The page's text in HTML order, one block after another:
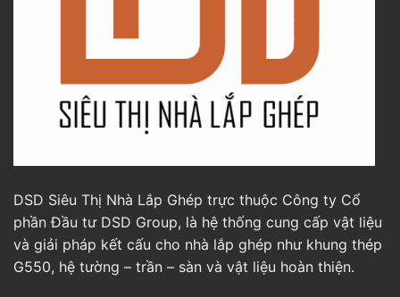
DSD Siêu Thị Nhà Lắp Ghép trực thuộc Công ty Cổ
phần Đầu tư DSD Group, là hệ thống cung cấp vật liệu
và giải pháp kết cấu cho nhà lắp ghép như khung thép
G550, hệ tường – trần – sàn và vật liệu hoàn thiện.